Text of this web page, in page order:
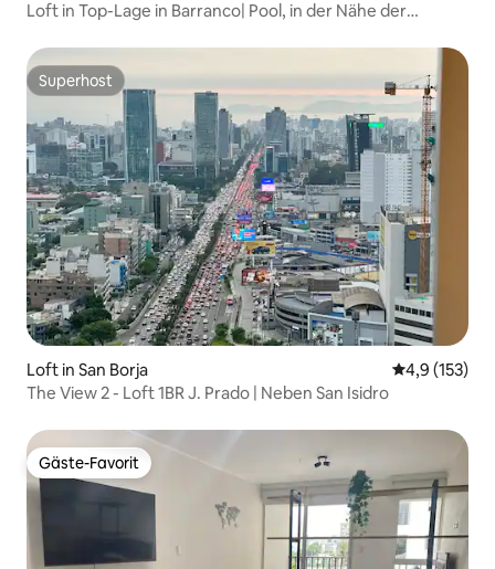
Loft in Top-Lage in Barranco| Pool, in der Nähe der
Superhost
Superhost
Loft in San Borja
4,9 (153)
The View 2 - Loft 1BR J. Prado | Neben San Isidro
Gäste-Favorit
Gäste-Favorit